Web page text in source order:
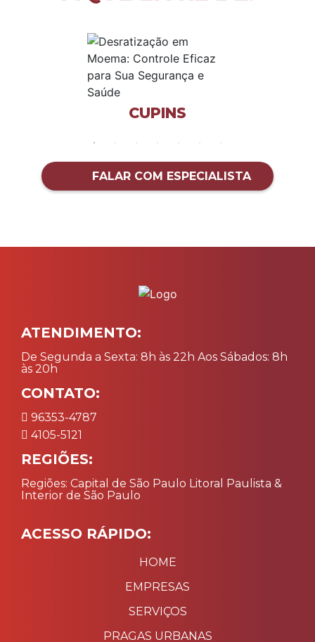
CUPINS
FALAR COM ESPECIALISTA
ATENDIMENTO:
De Segunda a Sexta: 8h às 22h Aos Sábados: 8h
às 20h
CONTATO:
96353-4787
4105-5121
REGIÕES:
Regiões: Capital de São Paulo Litoral Paulista &
Interior de São Paulo
ACESSO RÁPIDO:
HOME
EMPRESAS
SERVIÇOS
PRAGAS URBANAS